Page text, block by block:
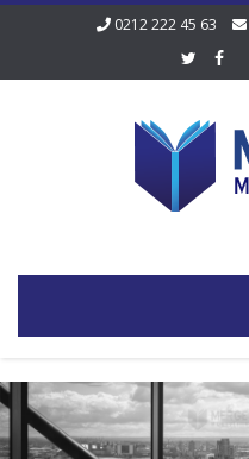
0212 222 45 63